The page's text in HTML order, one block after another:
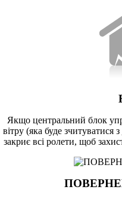
Якщо центральний блок
вітру (яка буде зчитуватися
закриє всі ролети, щоб